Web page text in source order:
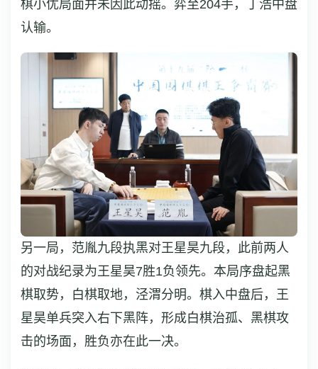
棋小优局面并未因此动摇。弈至204手，丁浩中盘
认输。
另一局，范胤九段执黑对王星昊九段，此前两人
的对战纪录为王星昊7胜1负领先。本局序盘起黑
棋取势，白棋取地，泾渭分明。棋入中盘后，王
星昊单兵突入右下黑阵，形成白棋治孤、黑棋攻
击的场面，胜负亦在此一决。